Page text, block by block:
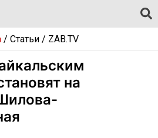
/ Статьи/ ZAB.TV
на